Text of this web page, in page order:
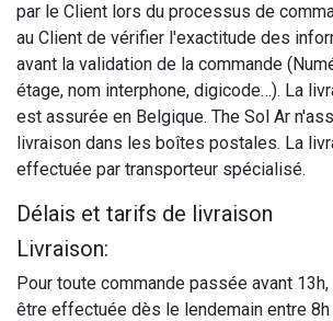
par le Client lors du processus de
au Client de vérifier l'exactitude des
avant la validation de la commande
étage, nom interphone, digicode…). La
est assurée en Belgique. The Sol Ar
livraison dans les boîtes postales. La
effectuée par transporteur spécialisé.
Délais et tarifs de livraison
Livraison:
Pour toute commande passée avant
être effectuée dès le lendemain entre 8h